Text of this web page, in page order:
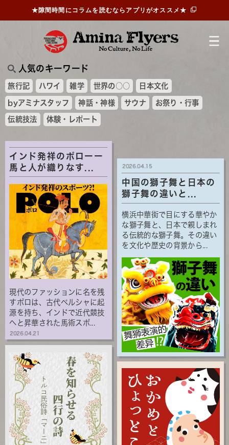
人気のキーワード
旅行記 ハワイ 雑学 世界の○○ 日本文化
byアミナスタッフ 神話・神様 サウナ お祭り・行事
伝統技法 体験・レポート
★隙間時間にコラムを読むならアプリがオススメ★
インド発祥のポローー
馬と人が織りなす...
現代のファッションに名を残
すポロは、古代ペルシャに起
源を持ち、インドで近代競技
へと昇華された馬術スポ...
2026.04.21
中国の獅子舞と日本の
獅子舞の違いと...
横浜中華街で目にする華やか
な獅子舞と、日本で親しまれ
る伝統的な獅子舞。その違い
を文化や歴史の背景から...
2026.04.15